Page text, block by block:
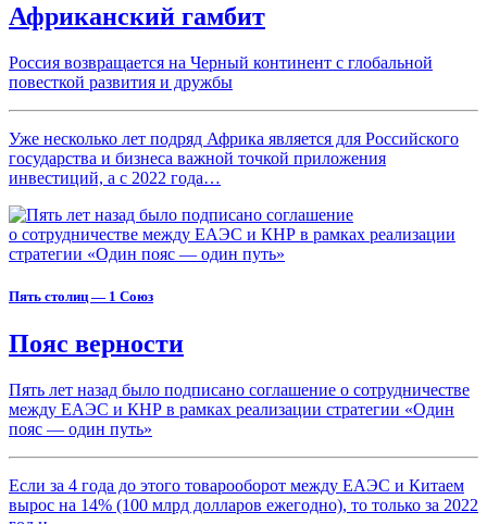
Африканский гамбит
Россия возвращается на Черный континент с глобальной
повесткой развития и дружбы
Уже несколько лет подряд Африка является для Российского
государства и бизнеса важной точкой приложения
инвестиций, а с 2022 года…
Пять столиц — 1 Союз
Пояс верности
Пять лет назад было подписано соглашение о сотрудничестве
между ЕАЭС и КНР в рамках реализации стратегии «Один
пояс — один путь»
Если за 4 года до этого товарооборот между ЕАЭС и Китаем
вырос на 14% (100 млрд долларов ежегодно), то только за 2022